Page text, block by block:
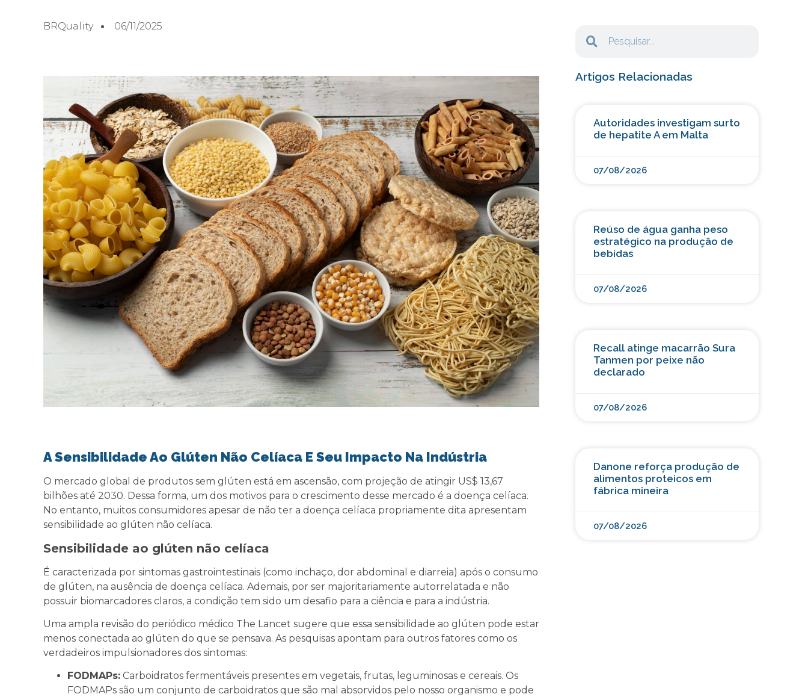
BRQuality 06/11/2025
A Sensibilidade Ao Glúten Não Celíaca E Seu Impacto Na Indústria
O mercado global de produtos sem glúten está em ascensão, com projeção de atingir US$ 13,67
bilhões até 2030. Dessa forma, um dos motivos para o crescimento desse mercado é a doença celíaca.
No entanto, muitos consumidores apesar de não ter a doença celíaca propriamente dita apresentam
sensibilidade ao glúten não celíaca.
Sensibilidade ao glúten não celíaca
É caracterizada por sintomas gastrointestinais (como inchaço, dor abdominal e diarreia) após o consumo
de glúten, na ausência de doença celíaca. Ademais, por ser majoritariamente autorrelatada e não
possuir biomarcadores claros, a condição tem sido um desafio para a ciência e para a indústria.
Uma ampla revisão do periódico médico The Lancet sugere que essa sensibilidade ao glúten pode estar
menos conectada ao glúten do que se pensava. As pesquisas apontam para outros fatores como os
verdadeiros impulsionadores dos sintomas:
FODMAPs: Carboidratos fermentáveis presentes em vegetais, frutas, leguminosas e cereais. Os
FODMAPs são um conjunto de carboidratos que são mal absorvidos pelo nosso organismo e pode
Artigos Relacionadas
Autoridades investigam surto
de hepatite A em Malta
07/08/2026
Reúso de água ganha peso
estratégico na produção de
bebidas
07/08/2026
Recall atinge macarrão Sura
Tanmen por peixe não
declarado
07/08/2026
Danone reforça produção de
alimentos proteicos em
fábrica mineira
07/08/2026